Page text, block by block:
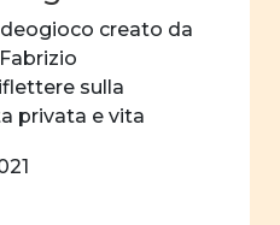
e
creato da
sulla
privata e vita